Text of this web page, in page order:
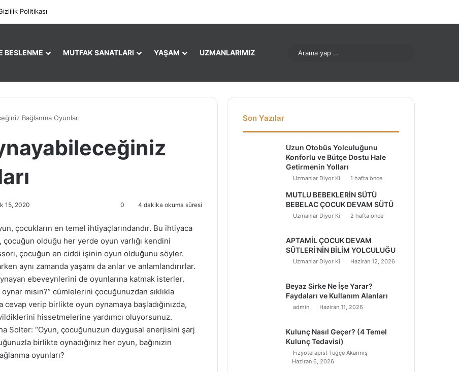
Politikası
BESLENME MUTFAK SANATLARI YAŞAM UZMANLARIMIZ
Bağlanma Oyunları
15, 2020 0 4 dakika okuma süresi
çocukların en temel ihtiyaçlarındandır. Bu ihtiyaca
olduğu her yerde oyun varlığı kendini
çocuğun en ciddi işinin oyun olduğunu söyler.
aynı zamanda yaşamı da anlar ve anlamlandırırlar.
ebeveynlerini de oyunlarına katmak isterler.
mısın?” cümlelerini çocuğunuzdan sıklıkla
verip birlikte oyun oynamaya başladığınızda,
hissetmelerine yardımcı oluyorsunuz.
Solter: “Oyun, çocuğunuzun duygusal enerjisini şarj
birlikte oynadığınız her oyun, bağınızın
oyunları?
Son Yazılar
Uzun Otobüs Yolculuğunu
Konforlu ve Bütçe Dostu Hale
Getirmenin Yolları
Uzmanlar Diyor Ki 1 hafta önce
MUTLU BEBEKLERİN SÜTÜ
BEBELAC ÇOCUK DEVAM SÜTÜ
Uzmanlar Diyor Ki 2 hafta önce
APTAMİL ÇOCUK DEVAM
SÜTLERİ’NİN BİLİM YOLCULUĞU
Uzmanlar Diyor Ki Haziran 12, 2026
Beyaz Sirke Ne İşe Yarar?
Faydaları ve Kullanım Alanları
admin Haziran 11, 2026
Kulunç Nasıl Geçer? (4 Temel
Kulunç Tedavisi)
Fizyoterapist Tuğçe Akarmış
Haziran 6, 2026